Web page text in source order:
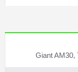
Giant AM30,